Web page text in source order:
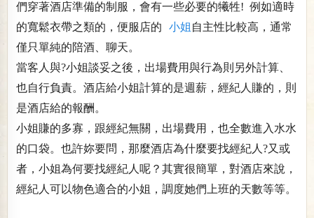
們穿著酒店準備的制服，會有一些必要的犧牲! 例如適時
的寬鬆衣帶之類的，便服店的
小姐 自主性比較高，通常
僅只單純的陪酒、聊天。
當客人與?小姐談妥之後，出場費用與行為則另外計算、
也自行負責。酒店給小姐計算的是週薪，經紀人賺的，則
是酒店給的報酬。
小姐賺的多寡，跟經紀無關，出場費用，也全數進入水水
的口袋。也許妳要問，那麼酒店為什麼要找經紀人?又或
者，小姐為何要找經紀人呢？其實很簡單，對酒店來說，
經紀人可以物色適合的小姐，調度她們上班的天數等等。